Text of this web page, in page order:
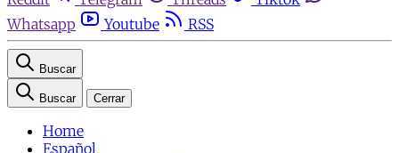
Whatsapp
Youtube RSS
Buscar
Buscar Cerrar
Home
Español